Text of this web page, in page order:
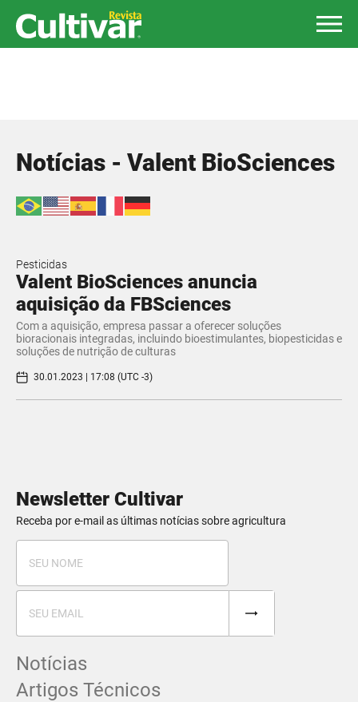
Notícias - Valent BioSciences
Pesticidas
Valent BioSciences anuncia
aquisição da FBSciences
Com a aquisição, empresa passar a oferecer soluções
bioracionais integradas, incluindo bioestimulantes, biopesticidas e
soluções de nutrição de culturas
30.01.2023 | 17:08 (UTC -3)
Newsletter Cultivar
Receba por e-mail as últimas notícias sobre agricultura
Notícias
Artigos Técnicos